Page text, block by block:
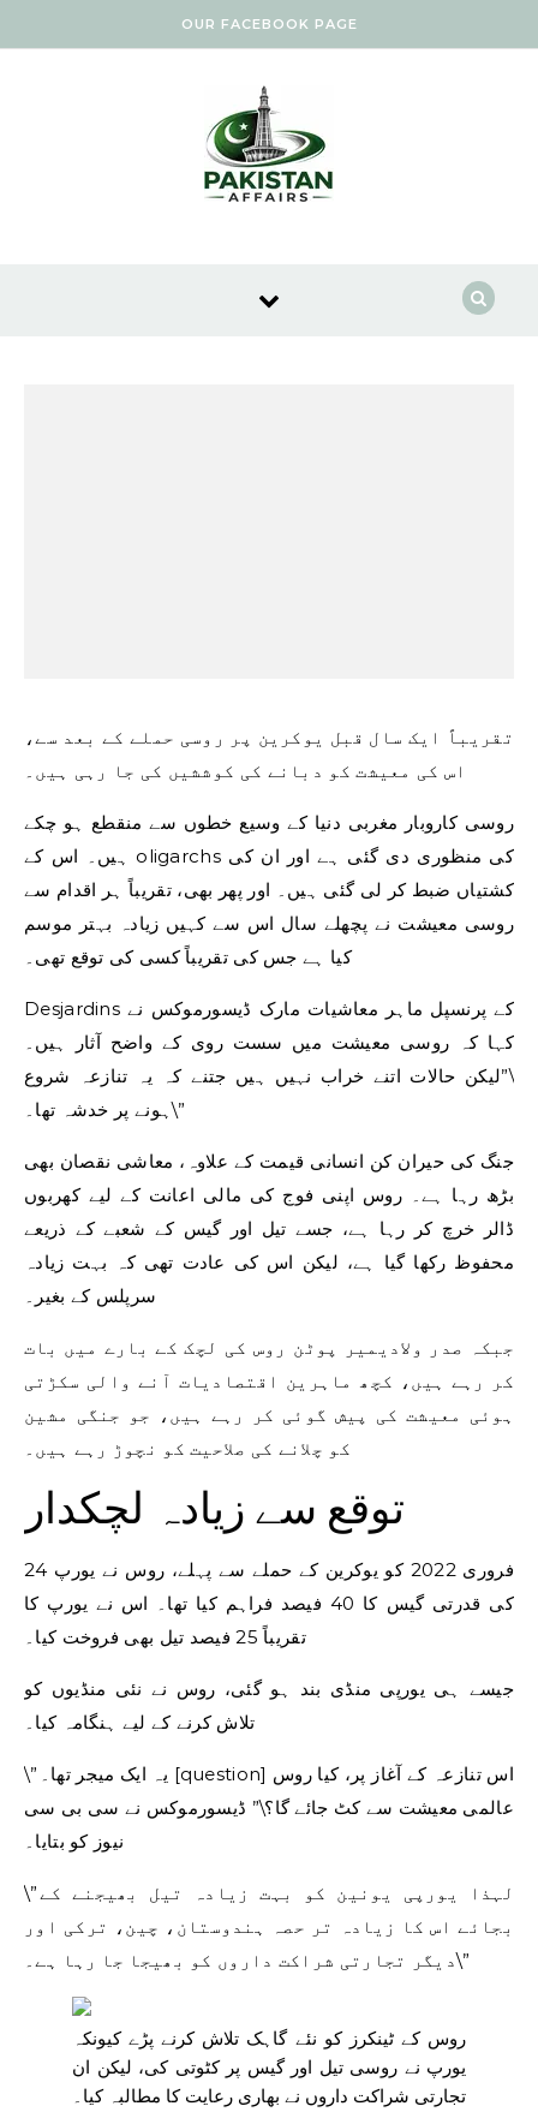
OUR FACEBOOK PAGE
تقریباً ایک سال قبل یوکرین پر روسی حملے کے بعد سے،
اس کی معیشت کو دبانے کی کوششیں کی جا رہی ہیں۔
روسی کاروبار مغربی دنیا کے وسیع خطوں سے منقطع ہو چکے
ہیں۔ اس کے oligarchs کی منظوری دی گئی ہے اور ان کی
کشتیاں ضبط کر لی گئی ہیں۔ اور پھر بھی، تقریباً ہر اقدام سے
روسی معیشت نے پچھلے سال اس سے کہیں زیادہ بہتر موسم
کیا ہے جس کی تقریباً کسی کی توقع تھی۔
Desjardins کے پرنسپل ماہر معاشیات مارک ڈیسورموکس نے
کہا کہ روسی معیشت میں سست روی کے واضح آثار ہیں۔
\”لیکن حالات اتنے خراب نہیں ہیں جتنے کہ یہ تنازعہ شروع
ہونے پر خدشہ تھا۔\”
جنگ کی حیران کن انسانی قیمت کے علاوہ، معاشی نقصان بھی
بڑھ رہا ہے۔ روس اپنی فوج کی مالی اعانت کے لیے کھربوں
ڈالر خرچ کر رہا ہے، جسے تیل اور گیس کے شعبے کے ذریعے
محفوظ رکھا گیا ہے، لیکن اس کی عادت تھی کہ بہت زیادہ
سرپلس کے بغیر۔
جبکہ صدر ولادیمیر پوٹن روس کی لچک کے بارے میں بات
کر رہے ہیں، کچھ ماہرین اقتصادیات آنے والی سکڑتی
ہوئی معیشت کی پیش گوئی کر رہے ہیں، جو جنگی مشین
کو چلانے کی صلاحیت کو نچوڑ رہے ہیں۔
توقع سے زیادہ لچکدار
24 فروری 2022 کو یوکرین کے حملے سے پہلے، روس نے یورپ
کی قدرتی گیس کا 40 فیصد فراہم کیا تھا۔ اس نے یورپ کا
تقریباً 25 فیصد تیل بھی فروخت کیا۔
جیسے ہی یورپی منڈی بند ہو گئی، روس نے نئی منڈیوں کو
تلاش کرنے کے لیے ہنگامہ کیا۔
\”یہ ایک میجر تھا۔ [question] اس تنازعہ کے آغاز پر، کیا روس
عالمی معیشت سے کٹ جائے گا؟\” ڈیسورموکس نے سی بی سی
نیوز کو بتایا۔
\”لہذا یورپی یونین کو بہت زیادہ تیل بھیجنے کے
بجائے اس کا زیادہ تر حصہ ہندوستان، چین، ترکی اور
دیگر تجارتی شراکت داروں کو بھیجا جا رہا ہے۔\”
روس کے ٹینکرز کو نئے گاہک تلاش کرنے پڑے کیونکہ
یورپ نے روسی تیل اور گیس پر کٹوتی کی، لیکن ان
تجارتی شراکت داروں نے بھاری رعایت کا مطالبہ کیا۔